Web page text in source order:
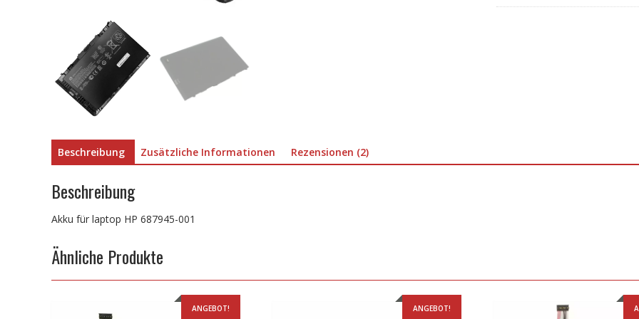
Beschreibung Zusätzliche Informationen Rezensionen (2)
Beschreibung
Akku für laptop HP 687945-001
Ähnliche Produkte
ANGEBOT! ANGEBOT!